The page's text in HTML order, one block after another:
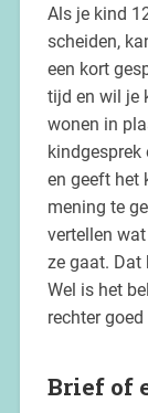
Als je kind
scheiden,
een kort
tijd en wil je
wonen in
en geeft het
mening te
vertellen
ze gaat. Dat
Wel is het
rechter
Brief of